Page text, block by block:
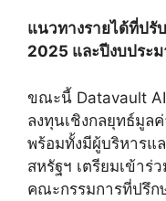
แนวทางรายได้ที่ปรั
2025 และปีงบประ
ขณะนี้ Datavault
ลงทุนเชิงกลยุทธ์มูล
พร้อมทั้งมีผู้บริหารแ
สหรัฐฯ เตรียมเข้าร่
คณะกรรมการที่ปรึก